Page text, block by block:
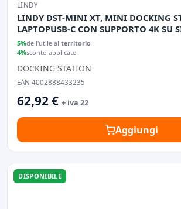
LINDY
LINDY DST-MINI XT, MINI DOCKING
LAPTOPUSB-C CON SUPPORTO 4K SU
DISPLAY O FHD SU
5%dell'utile al territorio
4%sconto applicato
DOCKING STATION
EAN 4002888433235
62,92 € + iva 22
Aggiungi
DISPONIBILE